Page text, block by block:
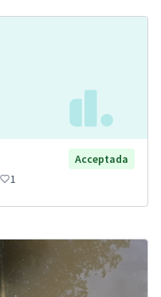
Acceptada
1